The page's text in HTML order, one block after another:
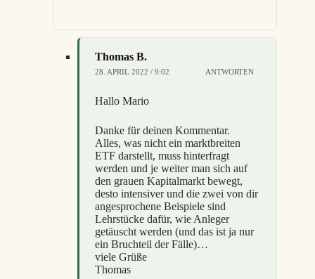
Thomas B.
28. APRIL 2022 / 9:02 ANTWORTEN
Hallo Mario
Danke für deinen Kommentar.
Alles, was nicht ein marktbreiten
ETF darstellt, muss hinterfragt
werden und je weiter man sich auf
den grauen Kapitalmarkt bewegt,
desto intensiver und die zwei von dir
angesprochene Beispiele sind
Lehrstücke dafür, wie Anleger
getäuscht werden (und das ist ja nur
ein Bruchteil der Fälle)…
viele Grüße
Thomas